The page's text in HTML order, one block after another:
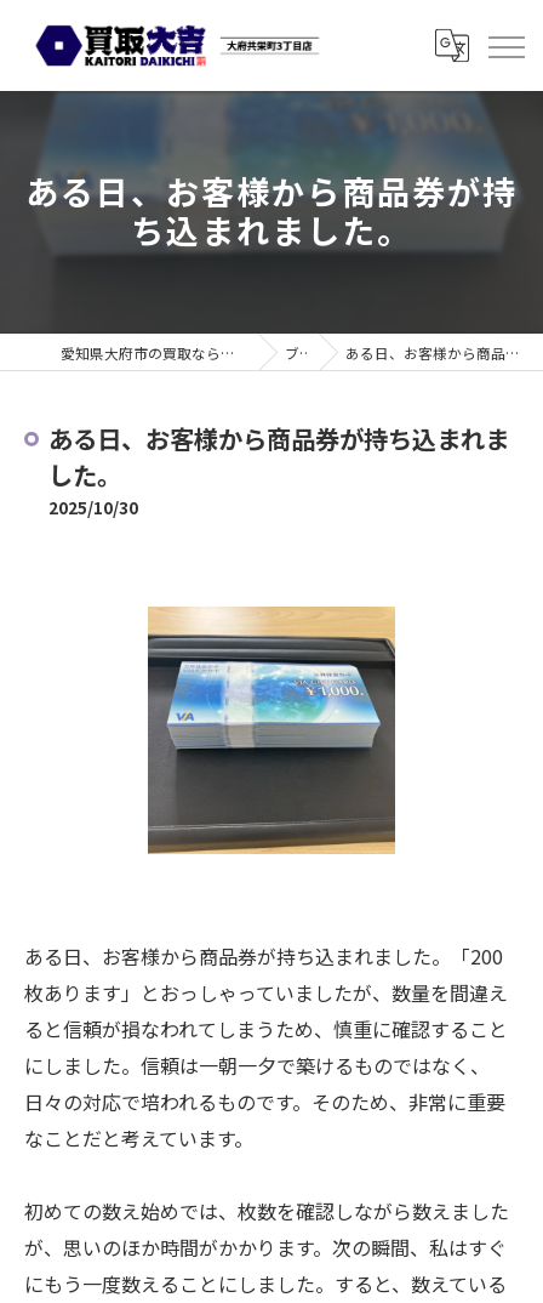
ある日、お客様から商品券が持
ち込まれました。
愛知県大府市の買取なら買取大吉 大府共栄町3丁目店 ブログ ある日、お客様から商品券が持ち込まれました。
ある日、お客様から商品券が持ち込まれま
した。
2025/10/30
ある日、お客様から商品券が持ち込まれました。「200
枚あります」とおっしゃっていましたが、数量を間違え
ると信頼が損なわれてしまうため、慎重に確認すること
にしました。信頼は一朝一夕で築けるものではなく、
日々の対応で培われるものです。そのため、非常に重要
なことだと考えています。
初めての数え始めでは、枚数を確認しながら数えました
が、思いのほか時間がかかります。次の瞬間、私はすぐ
にもう一度数えることにしました。すると、数えている